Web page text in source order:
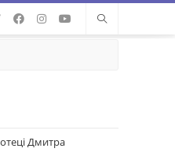
Дмитра